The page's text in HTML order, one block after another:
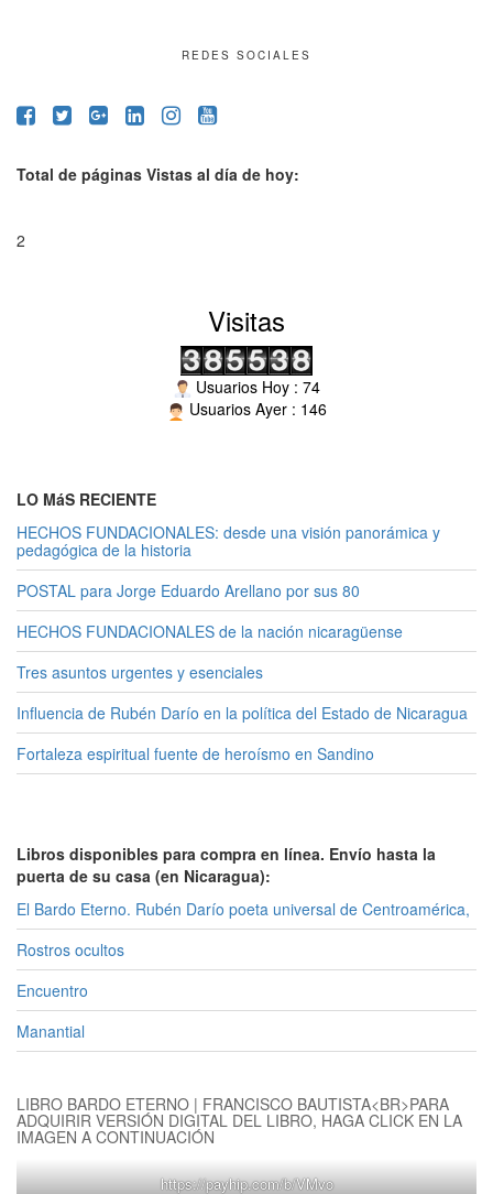
REDES SOCIALES
Total de páginas Vistas al día de hoy:
2
Visitas
Usuarios Hoy : 74
Usuarios Ayer : 146
LO MáS RECIENTE
HECHOS FUNDACIONALES: desde una visión panorámica y
pedagógica de la historia
POSTAL para Jorge Eduardo Arellano por sus 80
HECHOS FUNDACIONALES de la nación nicaragüense
Tres asuntos urgentes y esenciales
Influencia de Rubén Darío en la política del Estado de Nicaragua
Fortaleza espiritual fuente de heroísmo en Sandino
Libros disponibles para compra en línea. Envío hasta la
puerta de su casa (en Nicaragua):
El Bardo Eterno. Rubén Darío poeta universal de Centroamérica,
Rostros ocultos
Encuentro
Manantial
LIBRO BARDO ETERNO | FRANCISCO BAUTISTA<BR>PARA
ADQUIRIR VERSIÓN DIGITAL DEL LIBRO, HAGA CLICK EN LA
IMAGEN A CONTINUACIÓN
https://payhip.com/b/VMvo